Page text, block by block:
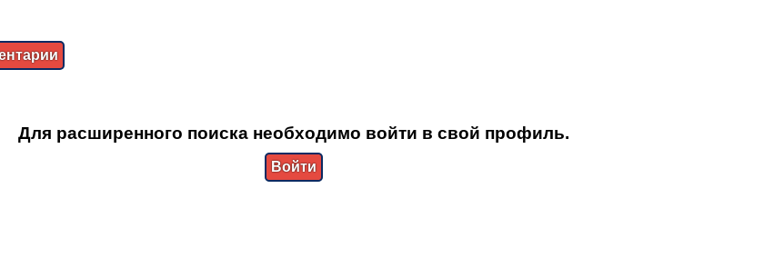
Для расширенного поиска необходимо войти в свой профиль.
Войти